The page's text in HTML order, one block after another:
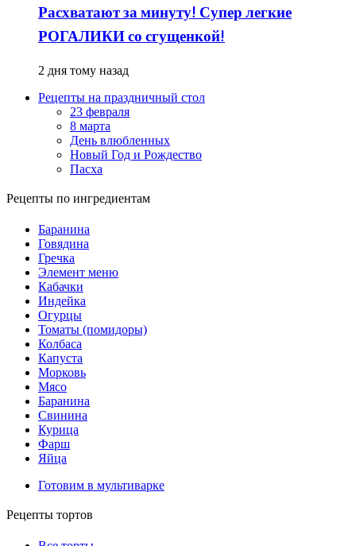
Расхватают за минуту! Супер легкие
РОГАЛИКИ со сгущенкой!
2 дня тому назад
Рецепты на праздничный стол
23 февраля
8 марта
День влюбленных
Новый Год и Рождество
Пасха
Рецепты по ингредиентам
Баранина
Говядина
Гречка
Элемент меню
Кабачки
Индейка
Огурцы
Томаты (помидоры)
Колбаса
Капуста
Морковь
Мясо
Баранина
Свинина
Курица
Фарш
Яйца
Готовим в мультиварке
Рецепты тортов